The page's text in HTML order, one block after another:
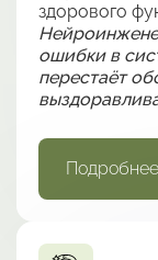
здорового
ошибки в
перестаёт
Подробнее